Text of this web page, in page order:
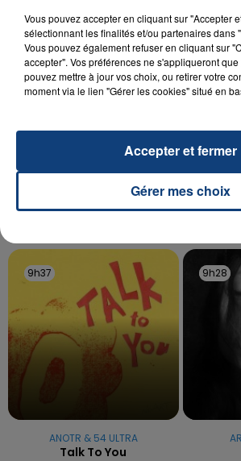
UNE ADOLESCENTE DEVANT
OPÉRER DE LA CHEVILLE
La famille a porté plainte contre
reconnu sa responsabilité et
excuses.
9h37
9h37
ANOTR & 54 ULTRA
Talk To You
9h28
9h28
Vous pouvez accepter en cliquant sur "Accepter
sélectionnant les finalités et/ou partenaires dans
Vous pouvez également refuser en cliquant sur
accepter". Vos préférences ne s'appliqueront
pouvez mettre à jour vos choix, ou retirer votre
moment via le lien "Gérer les cookies" situé en
Gérer mes choix
Accepter et fermer